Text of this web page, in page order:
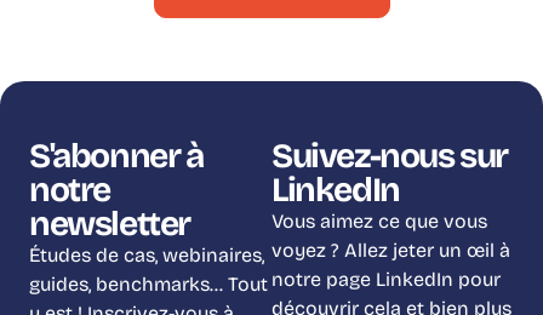
S'abonner à
notre
newsletter
Études de cas, webinaires,
guides, benchmarks… Tout
Suivez-nous sur
LinkedIn
Vous aimez ce que vous
voyez ? Allez jeter un œil à
notre page LinkedIn pour
découvrir cela et bien plus